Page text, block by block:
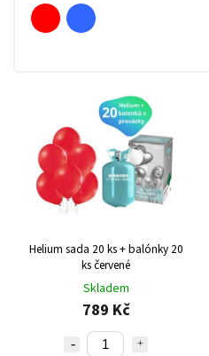
Nejdražší
Nejprodávanější
Helium sada 20 ks + balónky 20
ks červené
Skladem
789 Kč